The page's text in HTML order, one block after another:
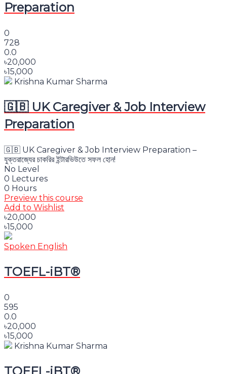
Preparation
0
728
0.0
৳20,000
৳15,000
Krishna Kumar Sharma
🇬🇧 UK Caregiver & Job Interview
Preparation
🇬🇧 UK Caregiver & Job Interview Preparation –
যুক্তরাজ্যের চাকরির ইন্টারভিউতে সফল হোন!
No Level
0 Lectures
0 Hours
Preview this course
Add to Wishlist
৳20,000
৳15,000
Spoken English
TOEFL-iBT®
0
595
0.0
৳20,000
৳15,000
Krishna Kumar Sharma